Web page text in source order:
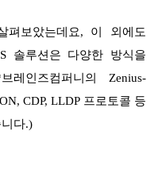
펴보았는데요, 이 외에도
솔루션은 다양한 방식을
레인즈컴퍼니의 Zenius-
CDP, LLDP 프로토콜 등
다.)